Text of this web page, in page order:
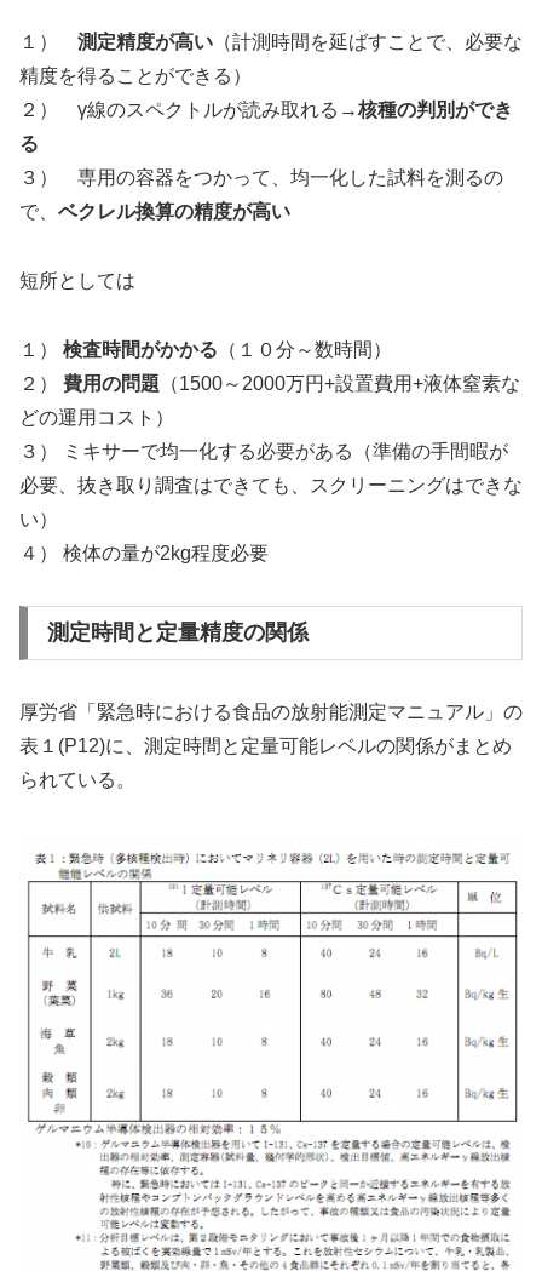
１） 測定精度が高い （計測時間を延ばすことで、必要な
精度を得ることができる）
２） γ線のスペクトルが読み取れる→核種の判別ができ
る
３） 専用の容器をつかって、均一化した試料を測るの
で、 ベクレル換算の精度が高い
短所としては
１） 検査時間がかかる （１０分～数時間）
２） 費用の問題 （1500～2000万円+設置費用+液体窒素な
どの運用コスト）
３） ミキサーで均一化する必要がある（準備の手間暇が
必要、抜き取り調査はできても、スクリーニングはできな
い）
４） 検体の量が2kg程度必要
測定時間と定量精度の関係
厚労省「緊急時における食品の放射能測定マニュアル」の
表１(P12)に、測定時間と定量可能レベルの関係がまとめ
られている。